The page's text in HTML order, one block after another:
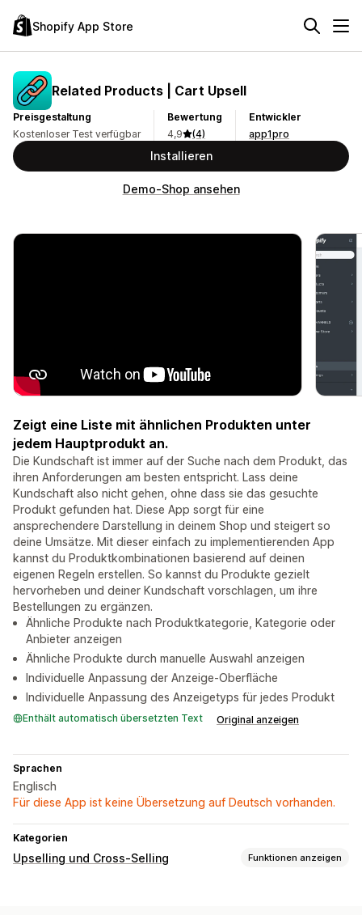
Shopify App Store
Related Products | Cart Upsell
Preisgestaltung
Kostenloser Test verfügbar
Bewertung
4,9
(4)
Entwickler
app1pro
Installieren
Demo-Shop ansehen
Zeigt eine Liste mit ähnlichen Produkten unter
jedem Hauptprodukt an.
Die Kundschaft ist immer auf der Suche nach dem Produkt, das
ihren Anforderungen am besten entspricht. Lass deine
Kundschaft also nicht gehen, ohne dass sie das gesuchte
Produkt gefunden hat. Diese App sorgt für eine
ansprechendere Darstellung in deinem Shop und steigert so
deine Umsätze. Mit dieser einfach zu implementierenden App
kannst du Produktkombinationen basierend auf deinen
eigenen Regeln erstellen. So kannst du Produkte gezielt
hervorheben und deiner Kundschaft vorschlagen, um ihre
Bestellungen zu ergänzen.
Ähnliche Produkte nach Produktkategorie, Kategorie oder
Anbieter anzeigen
Ähnliche Produkte durch manuelle Auswahl anzeigen
Individuelle Anpassung der Anzeige-Oberfläche
Individuelle Anpassung des Anzeigetyps für jedes Produkt
Enthält automatisch übersetzten Text Original anzeigen
Sprachen
Englisch
Für diese App ist keine Übersetzung auf Deutsch vorhanden.
Kategorien
Upselling und Cross-Selling Funktionen anzeigen